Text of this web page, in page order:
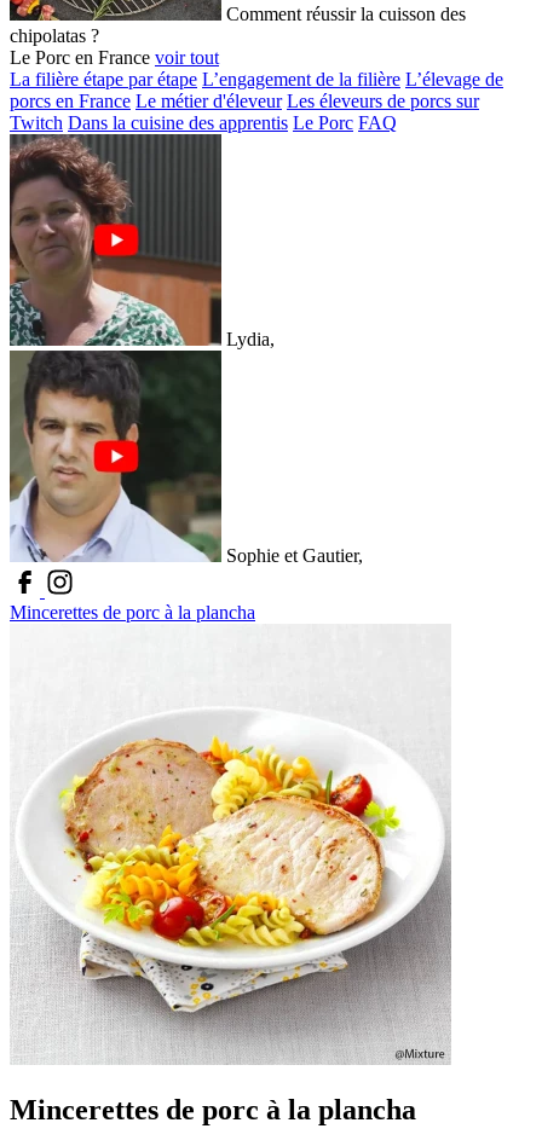
Comment réussir la cuisson des
chipolatas ?
Le Porc en France voir tout
La filière étape par étape L’engagement de la filière L’élevage de
porcs en France Le métier d'éleveur Les éleveurs de porcs sur
Twitch Dans la cuisine des apprentis Le Porc FAQ
Lydia,
Sophie et Gautier,
Mincerettes de porc à la plancha
Mincerettes de porc à la plancha